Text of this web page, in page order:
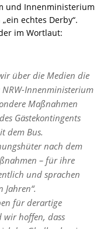
und Innenministerium
echtes Derby“.
im Wortlaut:
über die Medien die
NRW-Innenministerium
Maßnahmen
Gästekontingents
dem Bus.
nach dem
– für ihre
und sprachen
für derartige
wir hoffen, dass